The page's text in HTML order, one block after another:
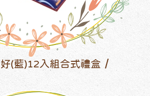
(藍)12入組合式禮盒